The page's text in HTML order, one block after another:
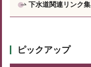
下水道関連リンク集
ピックアップ